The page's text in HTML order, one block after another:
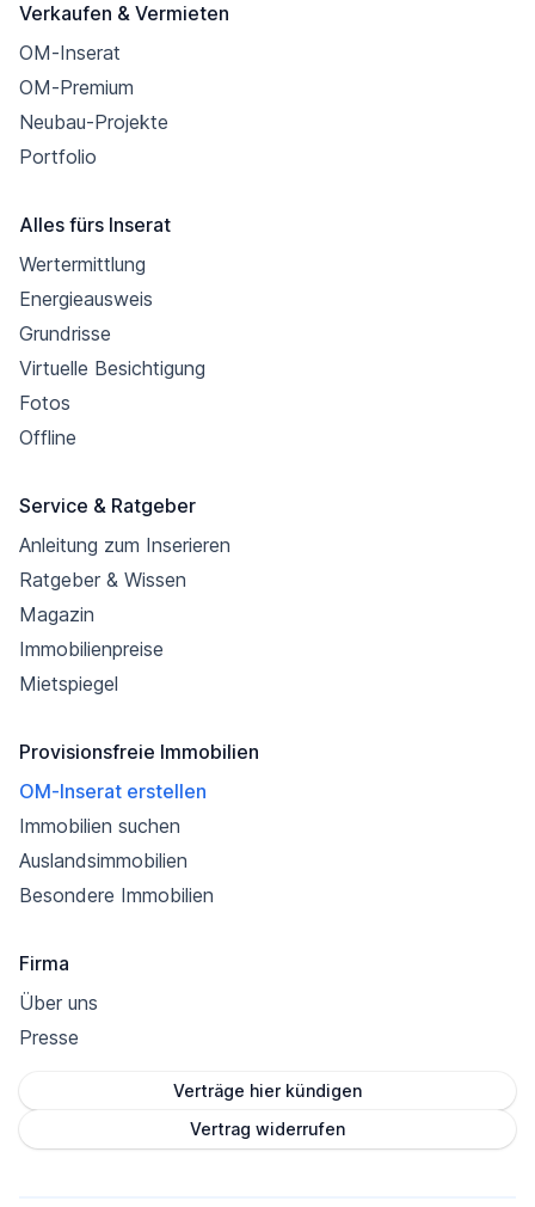
Verkaufen & Vermieten
OM-Inserat
OM-Premium
Neubau-Projekte
Portfolio
Alles fürs Inserat
Wertermittlung
Energieausweis
Grundrisse
Virtuelle Besichtigung
Fotos
Offline
Service & Ratgeber
Anleitung zum Inserieren
Ratgeber & Wissen
Magazin
Immobilienpreise
Mietspiegel
Provisionsfreie Immobilien
OM-Inserat erstellen
Immobilien suchen
Auslandsimmobilien
Besondere Immobilien
Firma
Über uns
Presse
Verträge hier kündigen
Vertrag widerrufen